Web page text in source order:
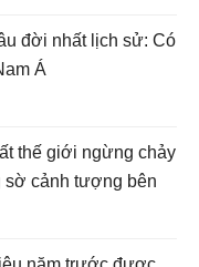
đời nhất lịch sử: Có
Á
thế giới ngừng chảy
sờ cảnh tượng bên